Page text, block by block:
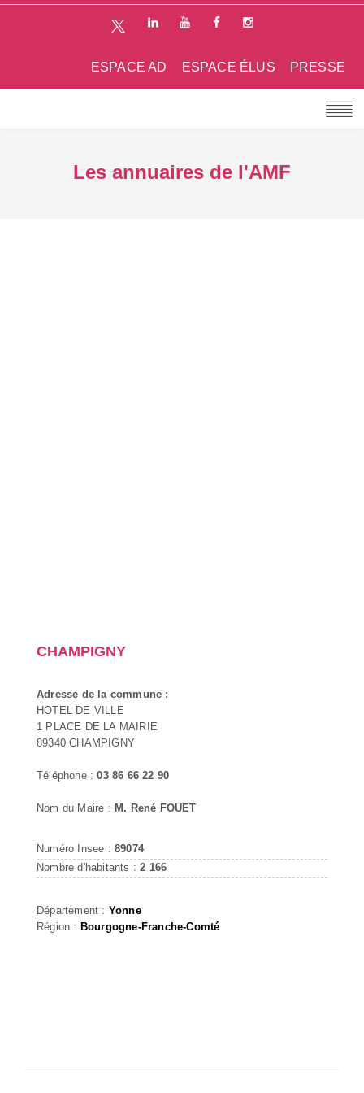
PRESSE
ESPACE ÉLUS
ESPACE AD
Les annuaires de l'AMF
CHAMPIGNY
Adresse de la commune :
HOTEL DE VILLE
1 PLACE DE LA MAIRIE
89340 CHAMPIGNY
Téléphone :03 86 66 22 90
Nom du Maire : M. René FOUET
Numéro Insee : 89074
Nombre d'habitants :2 166
Département : Yonne
Région : Bourgogne-Franche-Comté